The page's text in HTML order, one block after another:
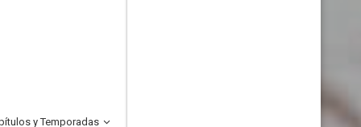
y Temporadas